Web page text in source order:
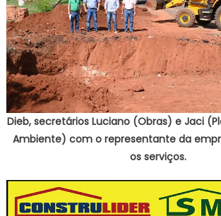
Dieb, secretários Luciano (Obras) e Jaci
Ambiente) com o representante da
os serviços.